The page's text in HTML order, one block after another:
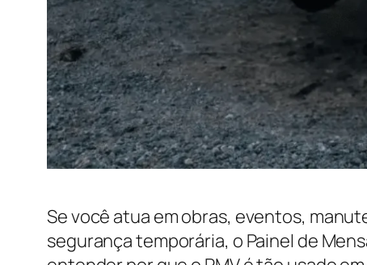
Se você atua em obras, eventos,
segurança temporária, o Painel de